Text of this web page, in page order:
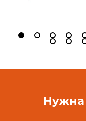
Нужна